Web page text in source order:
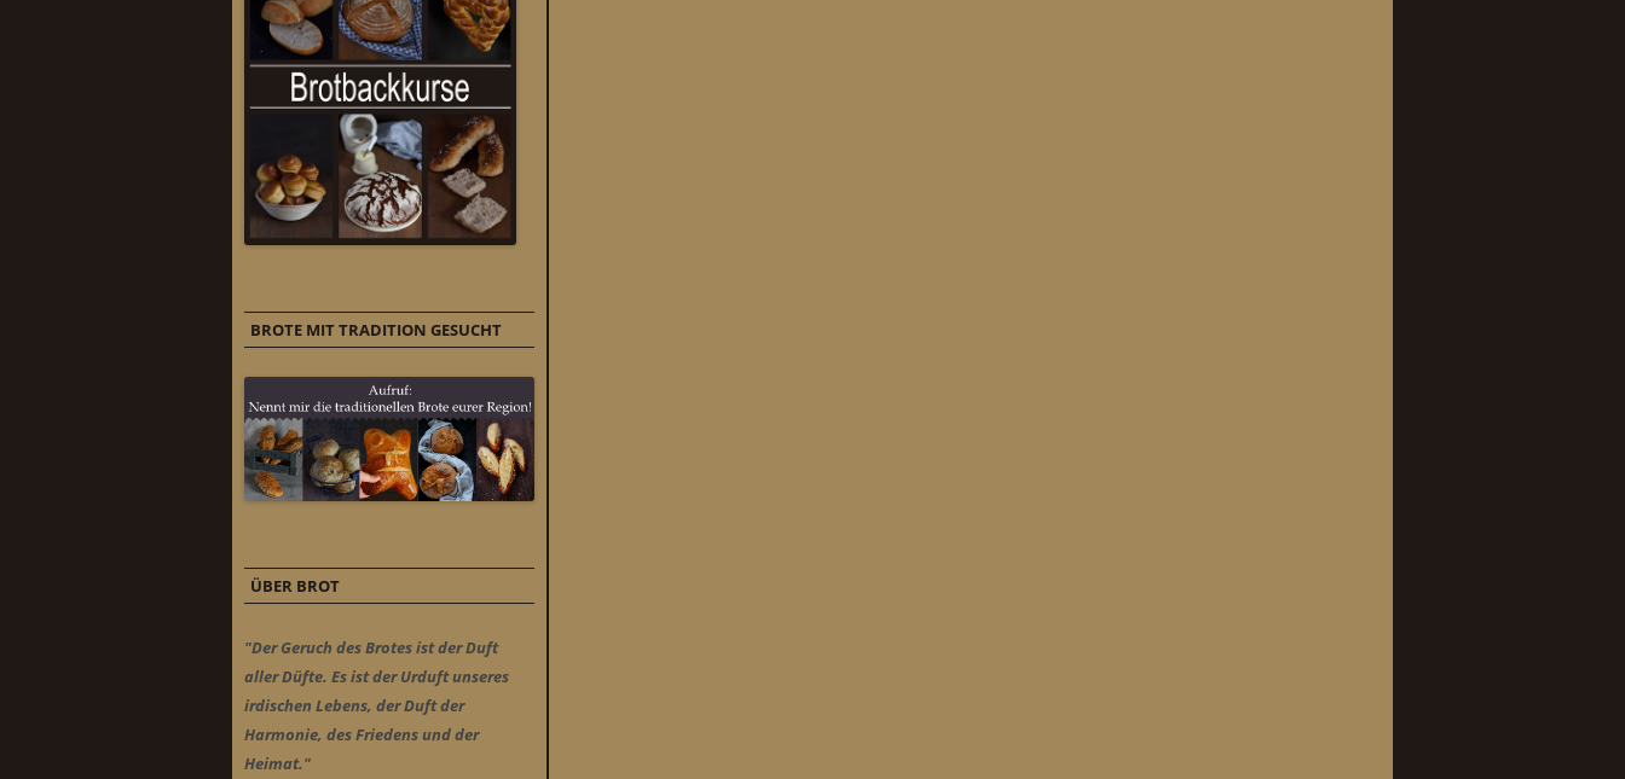
BROTE MIT TRADITION GESUCHT
ÜBER BROT
"Der Geruch des Brotes ist der Duft
aller Düfte. Es ist der Urduft unseres
irdischen Lebens, der Duft der
Harmonie, des Friedens und der
Heimat."